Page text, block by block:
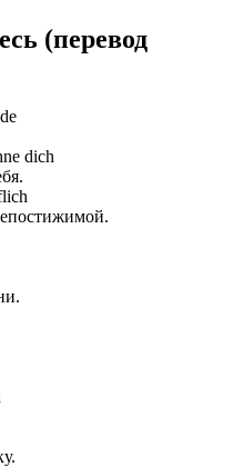
(перевод
dich